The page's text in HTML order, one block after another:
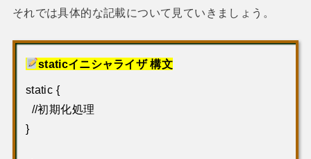
それでは具体的な記載について見ていきましょう。
staticイニシャライザ構文
static {
//初期化処理
}